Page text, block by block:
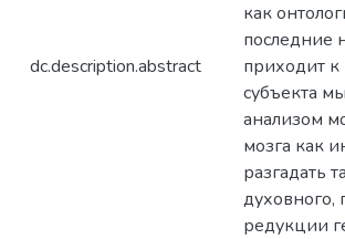
dc.description.abstract
как
последние
приходит к
субъекта
анализом
мозга как
разгадать
духовного,
редукции